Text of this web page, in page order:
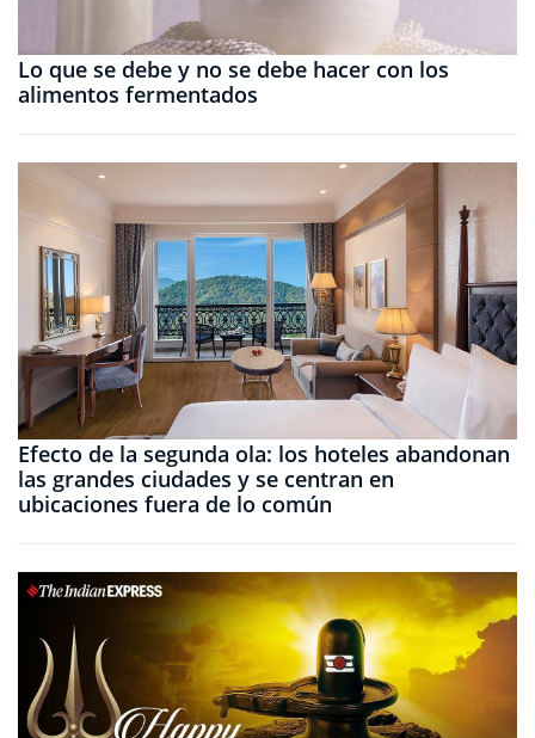
Lo que se debe y no se debe hacer con los
alimentos fermentados
Efecto de la segunda ola: los hoteles abandonan
las grandes ciudades y se centran en
ubicaciones fuera de lo común